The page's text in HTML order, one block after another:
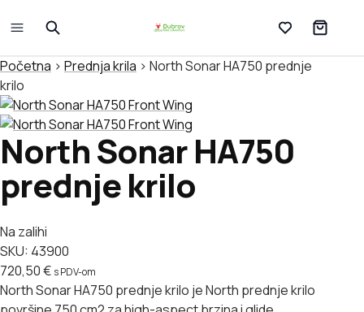
Lista želja
Početna > Prednja krila > North Sonar HA750 prednje
krilo
North Sonar HA750
prednje krilo
Dodaj u listu želja
Na zalihi
SKU: 43900
720,50€ s PDV-om
North Sonar HA750 prednje krilo je North prednje krilo